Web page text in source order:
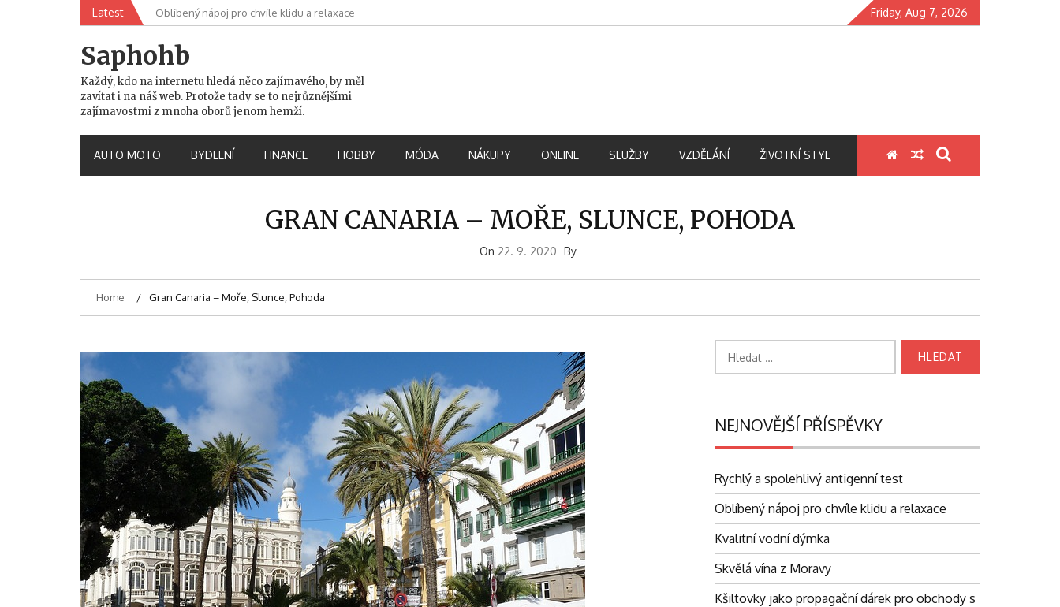
Latest Oblíbený nápoj pro chvíle klidu a relaxace Friday, Aug 7, 2026
Saphohb
Každý, kdo na internetu hledá něco zajímavého, by měl
zavítat i na náš web. Protože tady se to nejrůznějšími
zajímavostmi z mnoha oborů jenom hemží.
AUTO MOTO BYDLENÍ FINANCE HOBBY MÓDA NÁKUPY ONLINE SLUŽBY VZDĚLÁNÍ ŽIVOTNÍ STYL
GRAN CANARIA – MOŘE, SLUNCE, POHODA
On 22. 9. 2020 By
Home Gran Canaria – Moře, Slunce, Pohoda
NEJNOVĚJŠÍ PŘÍSPĚVKY
Rychlý a spolehlivý antigenní test
Oblíbený nápoj pro chvíle klidu a relaxace
Kvalitní vodní dýmka
Skvělá vína z Moravy
Kšiltovky jako propagační dárek pro obchody s